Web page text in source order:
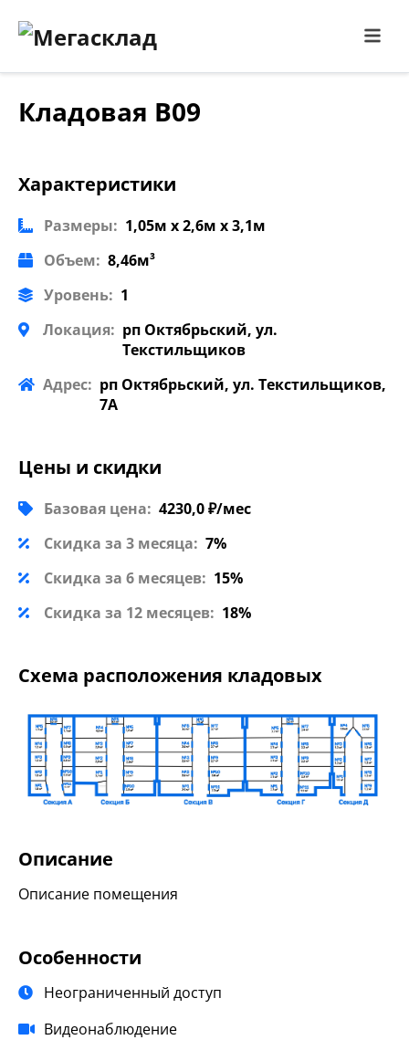
Кладовая В09
Характеристики
Размеры: 1,05м x 2,6м x 3,1м
Объем: 8,46м³
Уровень: 1
Локация: рп Октябрьский, ул.
Текстильщиков
Адрес: рп Октябрьский, ул. Текстильщиков,
7А
Цены и скидки
Базовая цена: 4230,0 ₽/мес
Скидка за 3 месяца: 7%
Скидка за 6 месяцев: 15%
Скидка за 12 месяцев: 18%
Схема расположения кладовых
Описание
Описание помещения
Особенности
Неограниченный доступ
Видеонаблюдение